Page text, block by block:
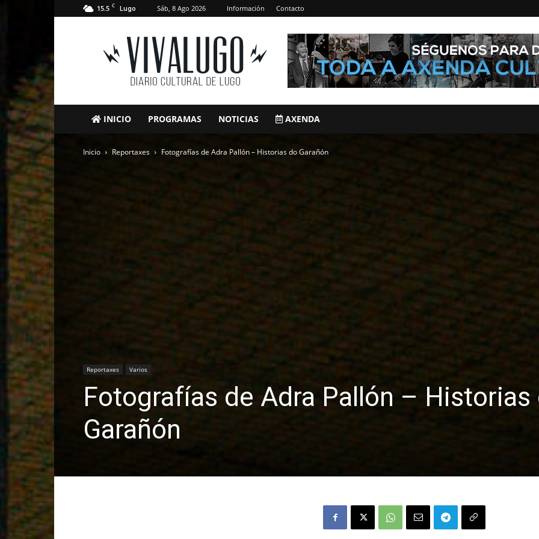
15.5 C Lugo Sáb, 8 Ago 2026 Información Contacto
VivaLugo
INICIO PROGRAMAS NOTICIAS AXENDA
Inicio Reportaxes Fotografías de Adra Pallón – Historias do Garañón
Reportaxes Varios
Fotografías de Adra Pallón – Historias
Garañón